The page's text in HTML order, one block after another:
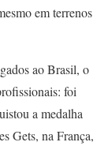
em terrenos
ao Brasil, o
foi
a medalha
Gets, na França,